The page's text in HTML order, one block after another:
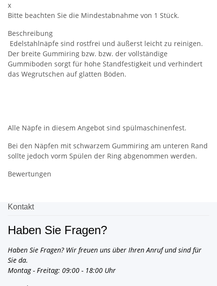
x
Bitte beachten Sie die Mindestabnahme von 1 Stück.
Beschreibung
Edelstahlnäpfe sind rostfrei und äußerst leicht zu reinigen.
Der breite Gummiring bzw. bzw. der vollständige
Gummiboden sorgt für hohe Standfestigkeit und verhindert
das Wegrutschen auf glatten Böden.
Alle Näpfe in diesem Angebot sind spülmaschinenfest.
Bei den Näpfen mit schwarzem Gummiring am unteren Rand
sollte jedoch vorm Spülen der Ring abgenommen werden.
Bewertungen
Kontakt
Haben Sie Fragen?
Haben Sie Fragen? Wir freuen uns über Ihren Anruf und sind für
Sie da.
Montag - Freitag: 09:00 - 18:00 Uhr